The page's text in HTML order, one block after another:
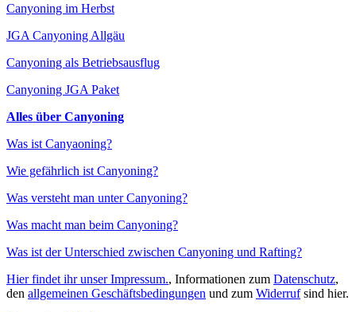
Canyoning im Herbst
JGA Canyoning Allgäu
Canyoning als Betriebsausflug
Canyoning JGA Paket
Alles über Canyoning
Was ist Canyaoning?
Wie gefährlich ist Canyoning?
Was versteht man unter Canyoning?
Was macht man beim Canyoning?
Was ist der Unterschied zwischen Canyoning und Rafting?
Hier findet ihr unser Impressum., Informationen zum Datenschutz,
den allgemeinen Geschäftsbedingungen und zum Widerrufsind hier.